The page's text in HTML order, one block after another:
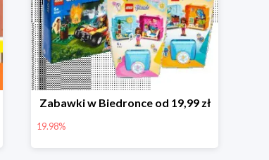
Zabawki w Biedronce od 19,99 zł
19.98%